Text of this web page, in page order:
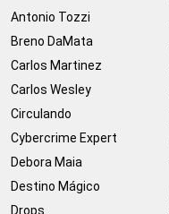
Antonio Tozzi
Breno DaMata
Carlos Martinez
Carlos Wesley
Circulando
Cybercrime Expert
Debora Maia
Destino Mágico
Drops